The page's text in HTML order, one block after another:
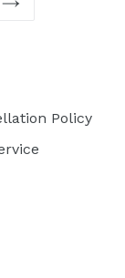
Policy